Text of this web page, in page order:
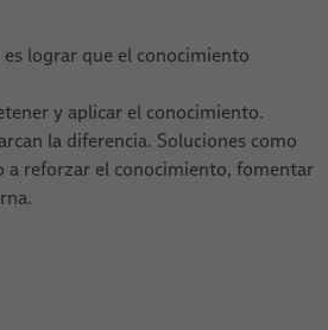
lograr que el conocimiento
y aplicar el conocimiento.
la diferencia. Soluciones como
a reforzar el conocimiento, fomentar